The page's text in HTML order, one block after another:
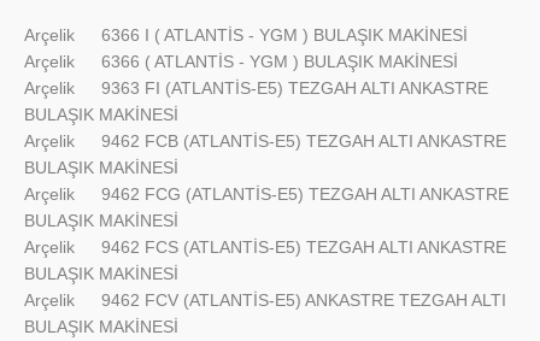
Arçelik
6366 I ( ATLANTİS - YGM ) BULAŞIK MAKİNESİ
Arçelik
6366 ( ATLANTİS - YGM ) BULAŞIK MAKİNESİ
Arçelik
9363 FI (ATLANTİS-E5) TEZGAH ALTI ANKASTRE
BULAŞIK MAKİNESİ
Arçelik
9462 FCB (ATLANTİS-E5) TEZGAH ALTI ANKASTRE
BULAŞIK MAKİNESİ
Arçelik
9462 FCG (ATLANTİS-E5) TEZGAH ALTI ANKASTRE
BULAŞIK MAKİNESİ
Arçelik
9462 FCS (ATLANTİS-E5) TEZGAH ALTI ANKASTRE
BULAŞIK MAKİNESİ
Arçelik
9462 FCV (ATLANTİS-E5) ANKASTRE TEZGAH ALTI
BULAŞIK MAKİNESİ